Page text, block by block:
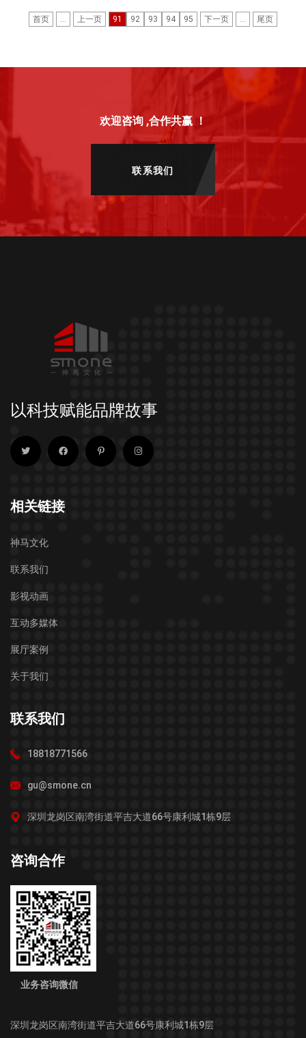
首页 ... 上一页 91 92 93 94 95 下一页 ... 尾页
欢迎咨询 ,合作共赢 ！
联系我们
以科技赋能品牌故事
相关链接
神马文化
联系我们
影视动画
互动多媒体
展厅案例
关于我们
联系我们
18818771566
gu@smone.cn
深圳龙岗区南湾街道平吉大道66号康利城1栋9层
咨询合作
业务咨询微信
深圳龙岗区南湾街道平吉大道66号康利城1栋9层